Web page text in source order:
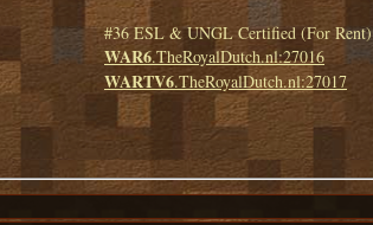
#36 ESL & UNGL Certified (For Rent)
WAR6.TheRoyalDutch.nl:27016
WARTV6.TheRoyalDutch.nl:27017